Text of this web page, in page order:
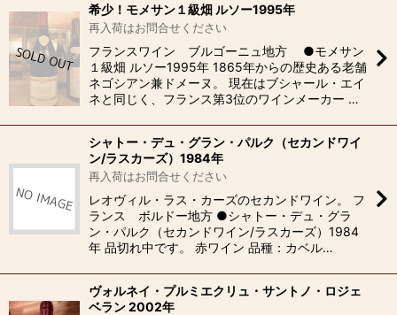
希少！モメサン１級畑 ルソー1995年
再入荷はお問合せください
フランスワイン ブルゴーニュ地方 ●モメサン
１級畑 ルソー1995年 1865年からの歴史ある老舗
ネゴシアン兼ドメーヌ。 現在はブシャール・エイ
ネと同じく、フランス第3位のワインメーカー …
シャトー・デュ・グラン・パルク（セカンドワイ
ン/ラスカーズ）1984年
再入荷はお問合せください
レオヴィル・ラス・カーズのセカンドワイン。 フ
ランス ボルドー地方 ●シャトー・デュ・グラ
ン・パルク（セカンドワイン/ラスカーズ）1984
年 品切れ中です。 赤ワイン 品種：カベル…
ヴォルネイ・プルミエクリュ・サントノ・ロジェ
ベラン 2002年